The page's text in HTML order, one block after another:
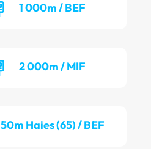
1 000m / BEF
2 000m / MIF
50m Haies (65) / BEF